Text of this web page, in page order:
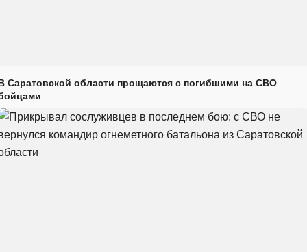
Саратовской области прощаются с погибшими на СВО